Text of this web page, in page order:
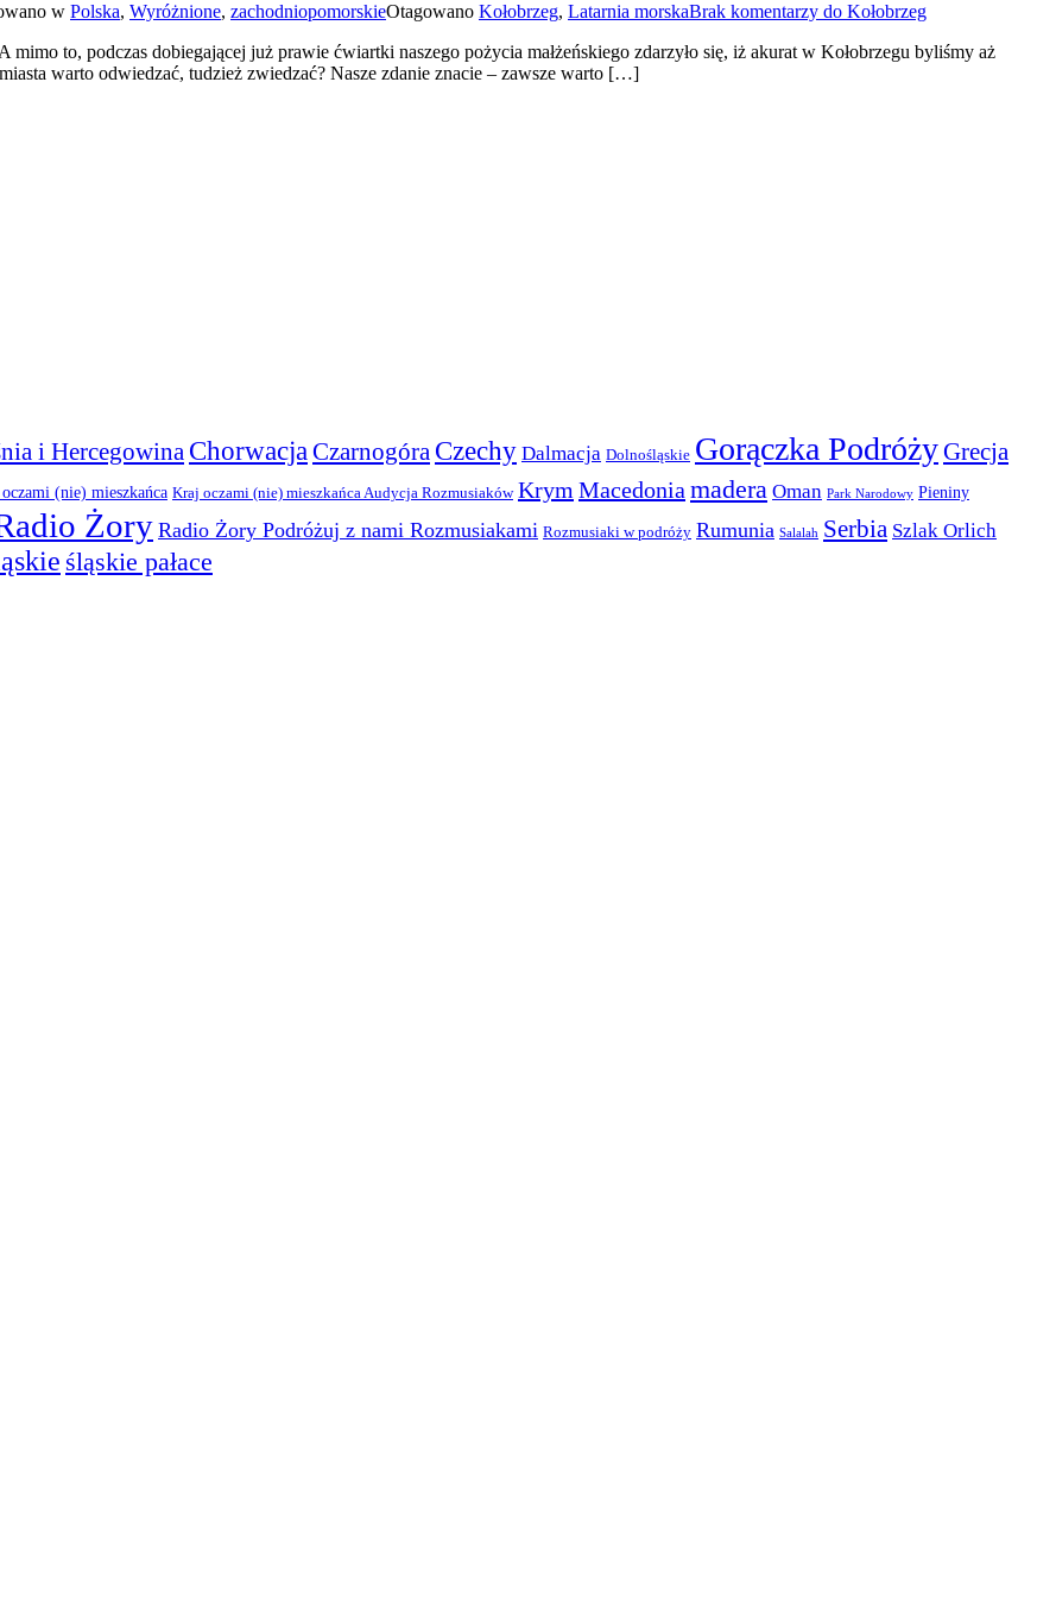
w Polska, Wyróżnione, zachodniopomorskieOtagowano Kołobrzeg, Latarnia morskaBrak komentarzy do Kołobrzeg
mimo to, podczas dobiegającej już prawie ćwiartki naszego pożycia małżeńskiego zdarzyło się, iż akurat w Kołobrzegu byliśmy aż
warto odwiedzać, tudzież zwiedzać? Nasze zdanie znacie – zawsze warto […]
i Hercegowina Chorwacja Czarnogóra Czechy Dalmacja Dolnośląskie Gorączka PodróżyGrecja
(nie) mieszkańca Kraj oczami (nie) mieszkańca Audycja Rozmusiaków Krym Macedonia madera Oman Park Narodowy Pieniny
Żory Radio Żory Podróżuj z nami Rozmusiakami Rozmusiaki w podróży Rumunia Salalah Serbia Szlak Orlich
śląskie pałace